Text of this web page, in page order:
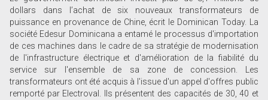
dollars dans l’achat de six nouveaux transformateurs de
puissance en provenance de Chine, écrit le Dominican Today. La
société Edesur Dominicana a entamé le processus d'importation
de ces machines dans le cadre de sa stratégie de modernisation
de l'infrastructure électrique et d'amélioration de la fiabilité du
service sur l'ensemble de sa zone de concession. Les
transformateurs ont été acquis à l'issue d'un appel d'offres public
remporté par Electroval. Ils présentent des capacités de 30, 40 et